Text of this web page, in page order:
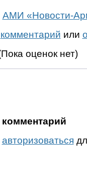
АМИ «Новости-
комментарий или
оценок нет)
авторизоваться